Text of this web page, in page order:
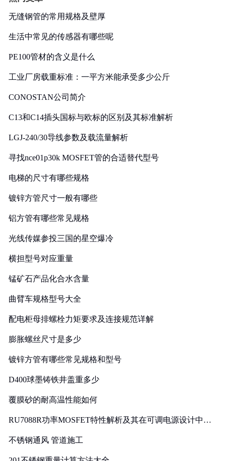
无缝钢管的常用规格及壁厚
生活中常见的传感器有哪些呢
PE100管材的含义是什么
工业厂房载重标准：一平方米能承受多少公斤
CONOSTAN公司简介
C13和C14插头国标与欧标的区别及其标准解析
LGJ-240/30导线参数及载流量解析
寻找nce01p30k MOSFET管的合适替代型号
电梯的尺寸有哪些规格
镀锌方管尺寸一般有哪些
铝方管有哪些常见规格
光线传媒参投三国的星空爆冷
横担型号对应重量
锰矿石产品化合水含量
曲臂车规格型号大全
配电柜母排螺栓力矩要求及连接规范详解
膨胀螺丝尺寸是多少
镀锌方管有哪些常见规格和型号
D400球墨铸铁井盖重多少
覆膜砂的耐高温性能如何
RU7088R功率MOSFET特性解析及其在可调电源设计中的
不锈钢通风 管道施工